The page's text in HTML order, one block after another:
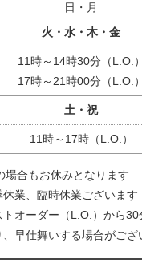
日・月
火・水・木・金
11時～14時30分（L.O.）
17時～21時00分（L.O.）
土・祝
11時～17時（L.O.）
合もお休みとなります
業、臨時休業ございます
オーダー（L.O.）から30
早仕舞いする場合がござ